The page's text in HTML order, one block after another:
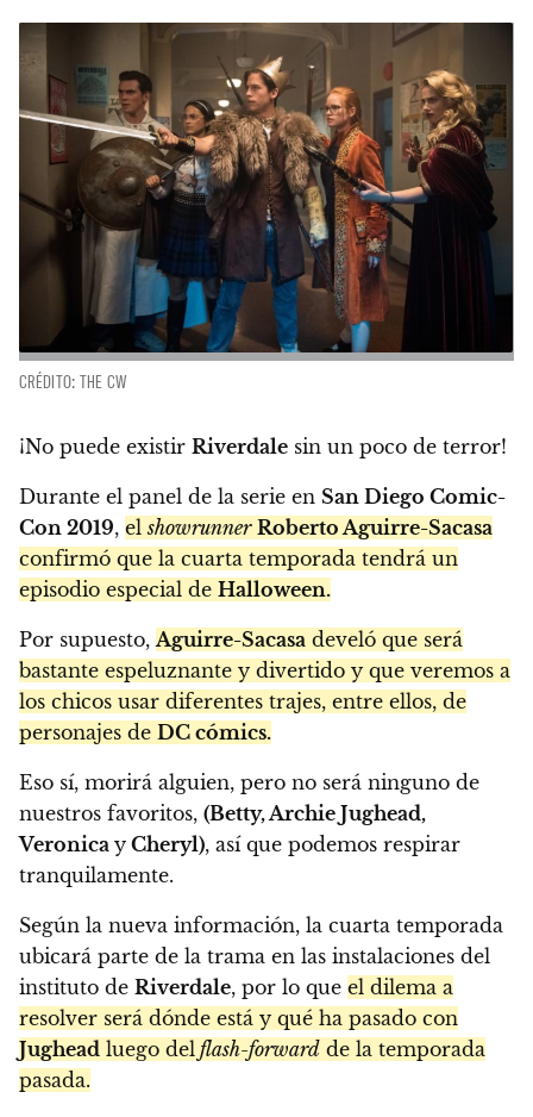
CRÉDITO: THE CW
¡No puede existir Riverdale sin un poco de terror!
Durante el panel de la serie en San Diego Comic-
Con 2019, elshowrunner Roberto Aguirre-Sacasa
confirmó que la cuarta temporada tendrá un
episodio especial de Halloween.
Por supuesto,Aguirre-Sacasa develó que será
bastante espeluznante y divertido y que veremos a
los chicos usar diferentes trajes, entre ellos, de
personajes de DC cómics.
Eso sí, morirá alguien, pero no será ninguno de
nuestros favoritos, (Betty, Archie Jughead,
Veronica y Cheryl), así que podemos respirar
tranquilamente.
Según la nueva información, la cuarta temporada
ubicará parte de la trama en las instalaciones del
instituto de Riverdale, por lo que el dilema a
resolver será dónde está y qué ha pasado con
Jughead luego del flash-forward de la temporada
pasada.